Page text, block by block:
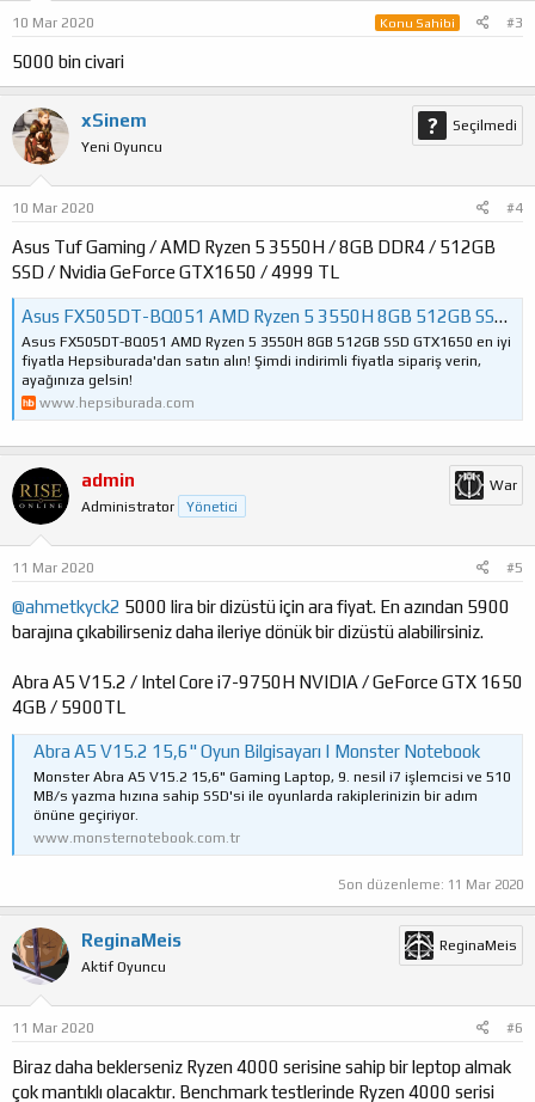
10 Mar 2020 Konu Sahibi #3
5000 bin civari
xSinem
Yeni Oyuncu
Seçilmedi
10 Mar 2020 #4
Asus Tuf Gaming / AMD Ryzen 5 3550H / 8GB DDR4 / 512GB
SSD / Nvidia GeForce GTX1650 / 4999 TL
Asus FX505DT-BQ051 AMD Ryzen 5 3550H 8GB 512GB SSD GTX1650 Fiyatı
Asus FX505DT-BQ051 AMD Ryzen 5 3550H 8GB 512GB SSD GTX1650 en iyi
fiyatla Hepsiburada'dan satın alın! Şimdi indirimli fiyatla sipariş verin,
ayağınıza gelsin!
www.hepsiburada.com
admin
Administrator Yönetici
War
11 Mar 2020 #5
@ahmetkyck2 5000 lira bir dizüstü için ara fiyat. En azından 5900
barajına çıkabilirseniz daha ileriye dönük bir dizüstü alabilirsiniz.
Abra A5 V15.2 / Intel Core i7-9750H NVIDIA / GeForce GTX 1650
4GB / 5900TL
Abra A5 V15.2 15,6" Oyun Bilgisayarı | Monster Notebook
Monster Abra A5 V15.2 15,6" Gaming Laptop, 9. nesil i7 işlemcisi ve 510
MB/s yazma hızına sahip SSD'si ile oyunlarda rakiplerinizin bir adım
önüne geçiriyor.
www.monsternotebook.com.tr
Son düzenleme: 11 Mar 2020
ReginaMeis
Aktif Oyuncu
ReginaMeis
11 Mar 2020 #6
Biraz daha beklerseniz Ryzen 4000 serisine sahip bir leptop almak
çok mantıklı olacaktır. Benchmark testlerinde Ryzen 4000 serisi